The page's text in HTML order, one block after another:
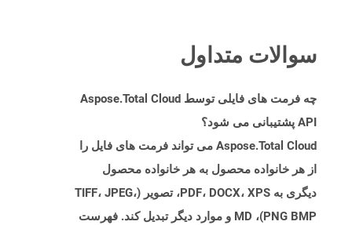
سوالات متداول
چه فرمت های فایلی توسط Aspose.Total Cloud
API پشتیبانی می شود؟
Aspose.Total Cloud می تواند فرمت های فایل را
از هر خانواده محصول به هر خانواده محصول
دیگری به PDF، DOCX، XPS، تصویر (TIFF، JPEG،
PNG BMP)، MD و موارد دیگر تبدیل کند. فهرست